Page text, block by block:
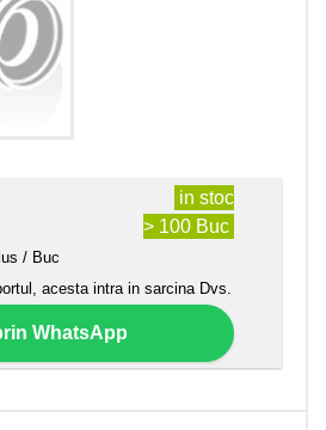
in stoc
> 100 Buc
/ Buc
acesta intra in sarcina Dvs.
WhatsApp